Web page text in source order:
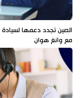
الصين تجدد دعمها لسيادة
مع وانغ هوان